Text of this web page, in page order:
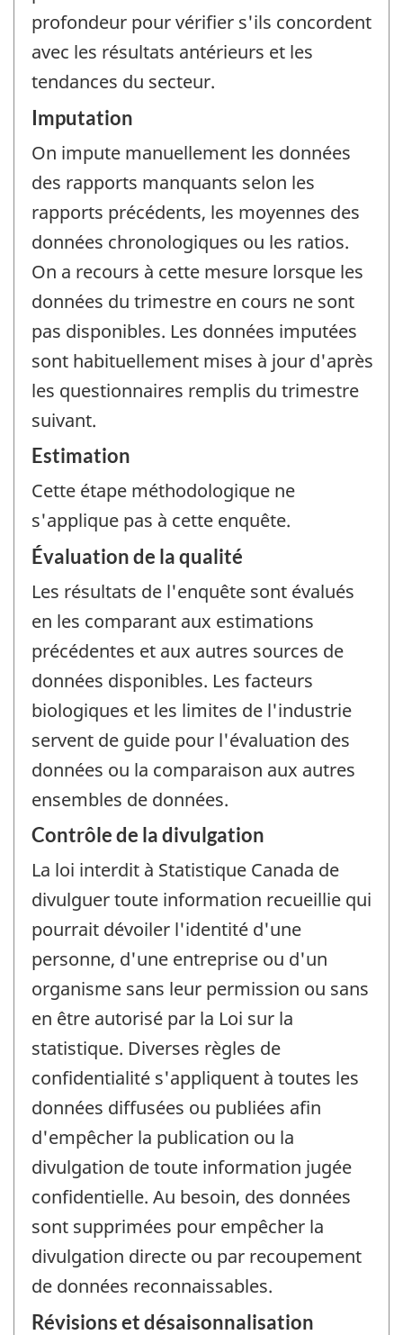
profondeur pour vérifier s'ils concordent
avec les résultats antérieurs et les
tendances du secteur.
Imputation
On impute manuellement les données
des rapports manquants selon les
rapports précédents, les moyennes des
données chronologiques ou les ratios.
On a recours à cette mesure lorsque les
données du trimestre en cours ne sont
pas disponibles. Les données imputées
sont habituellement mises à jour d'après
les questionnaires remplis du trimestre
suivant.
Estimation
Cette étape méthodologique ne
s'applique pas à cette enquête.
Évaluation de la qualité
Les résultats de l'enquête sont évalués
en les comparant aux estimations
précédentes et aux autres sources de
données disponibles. Les facteurs
biologiques et les limites de l'industrie
servent de guide pour l'évaluation des
données ou la comparaison aux autres
ensembles de données.
Contrôle de la divulgation
La loi interdit à Statistique Canada de
divulguer toute information recueillie qui
pourrait dévoiler l'identité d'une
personne, d'une entreprise ou d'un
organisme sans leur permission ou sans
en être autorisé par la Loi sur la
statistique. Diverses règles de
confidentialité s'appliquent à toutes les
données diffusées ou publiées afin
d'empêcher la publication ou la
divulgation de toute information jugée
confidentielle. Au besoin, des données
sont supprimées pour empêcher la
divulgation directe ou par recoupement
de données reconnaissables.
Révisions et désaisonnalisation